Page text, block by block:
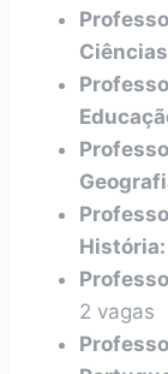
História:
2 vagas